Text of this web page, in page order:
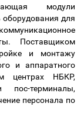
модули
оборудования для
Поставщиком
и монтажу
и аппаратного
центрах НБКР,
терминалы,
персонала по